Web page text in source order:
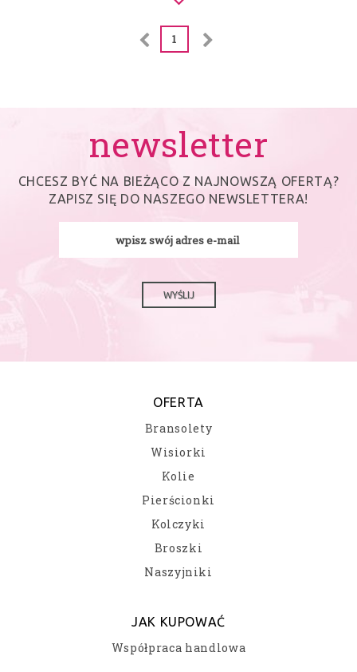
1
newsletter
CHCESZ BYĆ NA BIEŻĄCO Z NAJNOWSZĄ OFERTĄ?
ZAPISZ SIĘ DO NASZEGO NEWSLETTERA!
WYŚLIJ
OFERTA
Bransolety
Wisiorki
Kolie
Pierścionki
Kolczyki
Broszki
Naszyjniki
JAK KUPOWAĆ
Współpraca handlowa